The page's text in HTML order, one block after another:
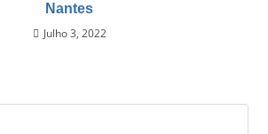
Nantes
Julho 3, 2022